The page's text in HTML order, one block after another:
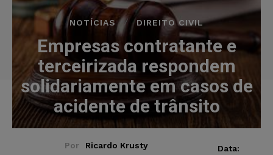
NOTÍCIAS DIREITO CIVIL
Empresas contratante e
terceirizada respondem
solidariamente em casos de
acidente de trânsito
Por Ricardo Krusty
Data: